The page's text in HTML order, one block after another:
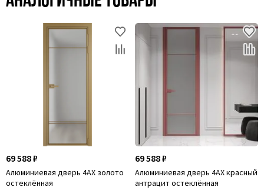
69 588 ₽
Алюминиевая дверь 4AХ золото
остеклённая
69 588 ₽
Алюминиевая дверь 4AХ красный
антрацит остеклённая